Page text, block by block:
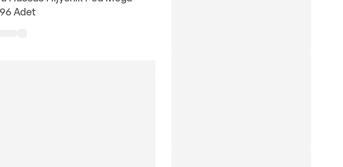
Adet